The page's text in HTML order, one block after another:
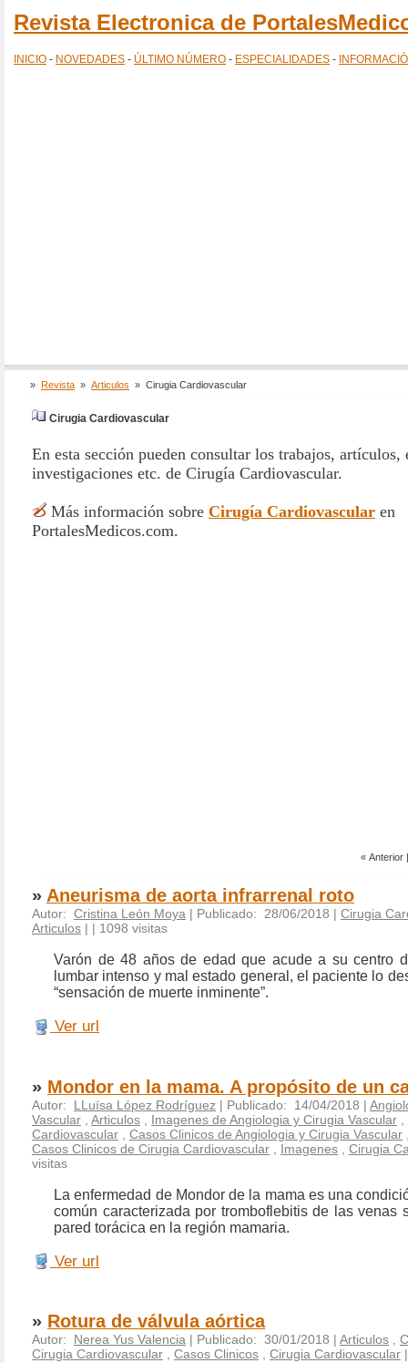
Revista Electronica de
INICIO - NOVEDADES - ÚLTIMO NÚMERO - ESPECIALIDADES -
» Revista » Articulos » Cirugia Cardiovascular
Cirugia Cardiovascular
En esta sección pueden consultar los trabajos, artículos,
investigaciones etc. de Cirugía Cardiovascular.
Más información sobre Cirugía Cardiovascular en
PortalesMedicos.com.
« Anterior
» Aneurisma de aorta infrarrenal roto
Autor: Cristina León Moya | Publicado: 28/06/2018 | Cirugia
Articulos | | 1098 visitas
Varón de 48 años de edad que acude a su centro
lumbar intenso y mal estado general, el paciente lo
“sensación de muerte inminente”.
Ver url
» Mondor en la mama. A propósito de un
Autor: LLuïsa López Rodríguez | Publicado: 14/04/2018 |
Vascular
Articulos Imagenes de Angiologia y Cirugia Vascular
Cardiovascular
Casos Clinicos de Angiologia y Cirugia Vascular
Casos Clinicos de Cirugia Cardiovascular
Imagenes
Cirugia
visitas
La enfermedad de Mondor de la mama es una
común caracterizada por tromboflebitis de las venas
pared torácica en la región mamaria.
Ver url
» Rotura de válvula aórtica
Autor: Nerea Yus Valencia | Publicado: 30/01/2018 | Articulos
Cirugia Cardiovascular
Casos Clinicos Cirugia Cardiovascular